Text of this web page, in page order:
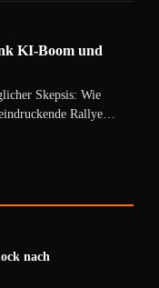
KI-Boom und
Skepsis: Wie
Rallye
nach